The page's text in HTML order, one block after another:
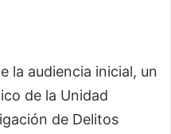
la audiencia inicial, un
de la Unidad
de Delitos